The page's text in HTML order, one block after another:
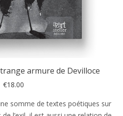
armure de Devilloce
€18.00
somme de textes poétiques sur